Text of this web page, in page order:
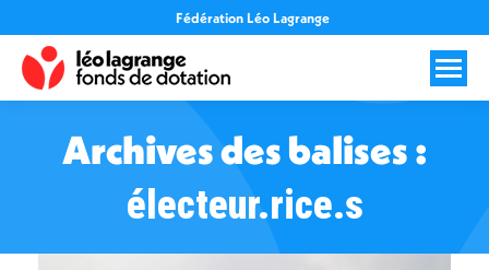
Fédération Léo Lagrange
Archives des balises :
électeur.rice.s
Vous êtes ici :